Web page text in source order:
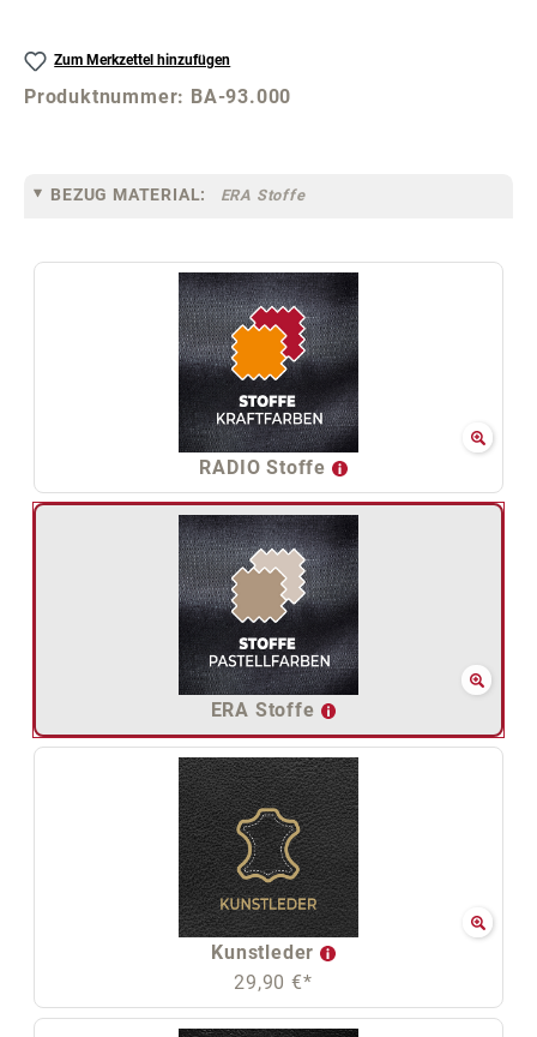
Zum Merkzettel hinzufügen
Produktnummer: BA-93.000
BEZUG MATERIAL: ERA Stoffe
RADIO Stoffe
ERA Stoffe
Kunstleder
29,90 €*